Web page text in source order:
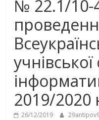
№ 22.1/10-
2019/2020
26/12/2019